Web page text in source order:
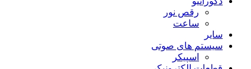
رقص نور
ساعت
سایر
سیستم های صوتی
اسپیکر